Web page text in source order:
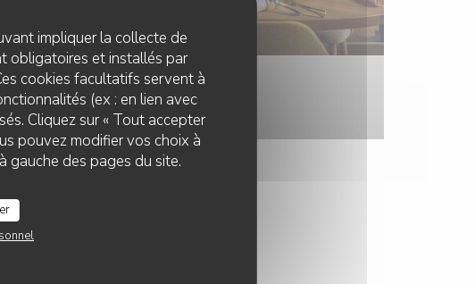
impliquer la collecte de
obligatoires et installés par
cookies facultatifs servent à
(ex : en lien avec
Cliquez sur « Tout accepter
pouvez modifier vos choix à
gauche des pages du site.